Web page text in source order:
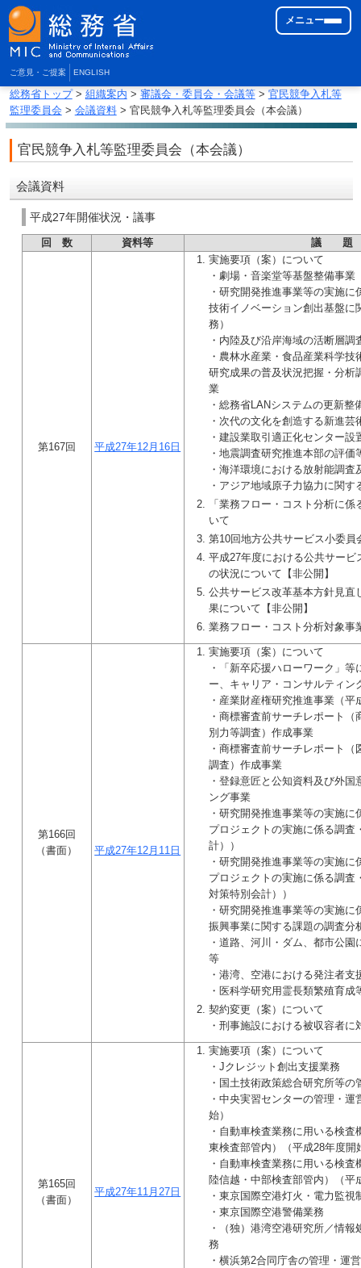
ご意見・ご提案 ENGLISH
メニュー
総務省トップ> 組織案内 > 審議会・委員会・会議等> 官民競争入札等
監理委員会 > 会議資料> 官民競争入札等監理委員会（本会議）
官民競争入札等監理委員会（本会議）
会議資料
平成27年開催状況・議事
回 数 資料等 議 題
第167回 平成27年12月16日
実施要項（案）について
・劇場・音楽堂等基盤整備事業
・研究開発推進事業等の実施
技術イノベーション創出基盤に
務）
・内陸及び沿岸海域の活断層調
・農林水産業・食品産業科学
研究成果の普及状況把握・分析
業
・総務省LANシステムの更新整
・次代の文化を創造する新進
・建設業取引適正化センター設
・地震調査研究推進本部の評価
・海洋環境における放射能調査
・アジア地域原子力協力に関す
「業務フロー・コスト分析に
いて
第10回地方公共サービス小委員
平成27年度における公共サービ
の状況について【非公開】
公共サービス改革基本方針見直
果について【非公開】
業務フロー・コスト分析対象事
第166回
（書面）
平成27年12月11日
実施要項（案）について
・「新卒応援ハローワーク」
ー、キャリア・コンサルティン
・産業財産権研究推進事業（平
・商標審査前サーチレポート
別力等調査）作成事業
・商標審査前サーチレポート
調査）作成事業
・登録意匠と公知資料及び外
ング事業
・研究開発推進事業等の実施
プロジェクトの実施に係る調査
計））
・研究開発推進事業等の実施
プロジェクトの実施に係る調査
対策特別会計））
・研究開発推進事業等の実施
振興事業に関する課題の調査分
・道路、河川・ダム、都市公
等
・港湾、空港における発注者支
・医科学研究用霊長類繁殖育成
契約変更（案）について
・刑事施設における被収容者に
第165回
（書面）
平成27年11月27日
実施要項（案）について
・Jクレジット創出支援業務
・国土技術政策総合研究所等の
・中央実習センターの管理・運
始）
・自動車検査業務に用いる検
東検査部管内）（平成28年度開
・自動車検査業務に用いる検
陸信越・中部検査部管内）（平
・東京国際空港灯火・電力監
・東京国際空港警備業務
・（独）港湾空港研究所／情
務
・横浜第2合同庁舎の管理・運